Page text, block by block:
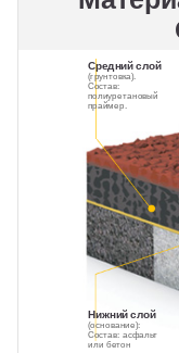
Нижний слой
(основание):
Состав: асфальт
или бетон
Средний слой
(грунтовка).
Состав:
полиуретановый
праймер.